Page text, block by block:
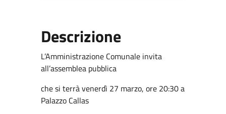
Descrizione
L’Amministrazione Comunale invita
all’assemblea pubblica
che si terrà venerdì 27 marzo, ore 20:30 a
Palazzo Callas